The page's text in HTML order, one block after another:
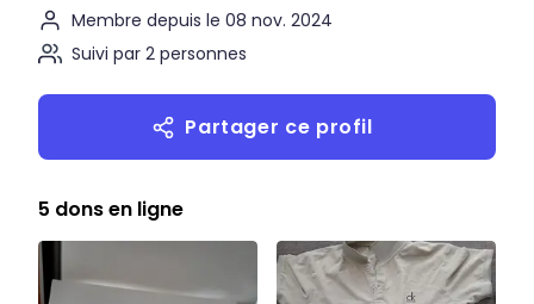
Membre depuis le 08 nov. 2024
Suivi par 2 personnes
Partager ce profil
5 dons en ligne